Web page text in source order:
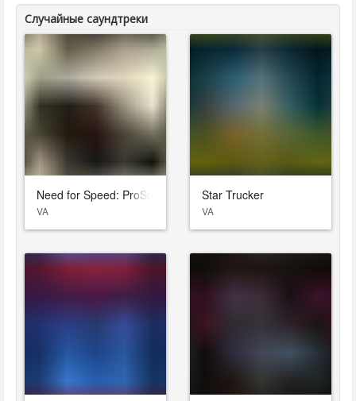
Случайные саундтреки
Need for Speed: ProStreet
VA
Star Trucker
VA